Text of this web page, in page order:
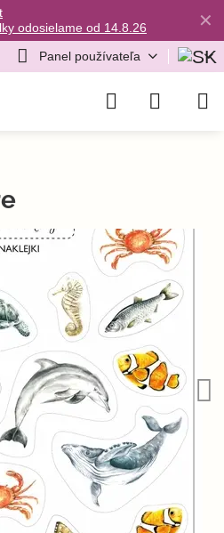
✕
odosielame od 14.8.26
Panel používateľa